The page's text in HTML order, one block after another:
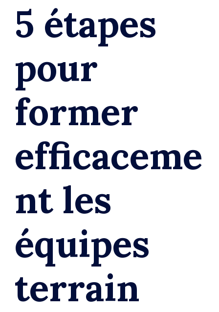
5 étapes
pour
former
efficaceme
nt les
équipes
terrain